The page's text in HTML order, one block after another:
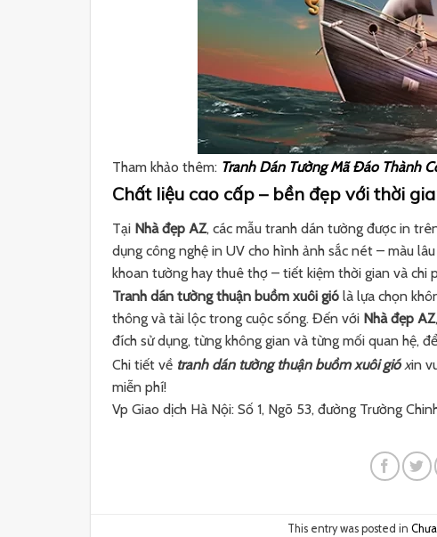
Tham khảo thêm: Tranh Dán Tường Mã Đáo Thành
Chất liệu cao cấp – bền đẹp với thời
Tại Nhà đẹp AZ, các mẫu tranh dán tường được in
dụng công nghệ in UV cho hình ảnh sắc nét – màu
khoan tường hay thuê thợ – tiết kiệm thời gian và chi
Tranh dán tường thuận buồm xuôi gió là lựa chọn
thông và tài lộc trong cuộc sống. Đến với Nhà đẹp AZ
đích sử dụng, từng không gian và từng mối quan hệ,
Chi tiết về tranh dán tường thuận buồm xuôi gió xin
miễn phí!
Vp Giao dịch Hà Nội: Số 1, Ngõ 53, đường Trường
This entry was posted in